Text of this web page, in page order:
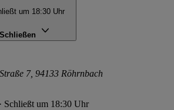
um 18:30 Uhr
Schließen
7, 94133 Röhrnbach
· Schließt um 18:30 Uhr